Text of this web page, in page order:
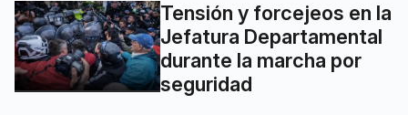
Tensión y forcejeos en la
Jefatura Departamental
durante la marcha por
seguridad